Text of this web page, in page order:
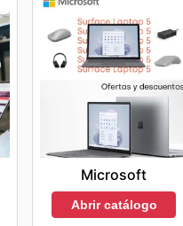
Microsoft
Abrir catálogo